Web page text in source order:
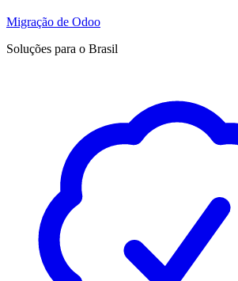
Migração de Odoo
Soluções para o Brasil